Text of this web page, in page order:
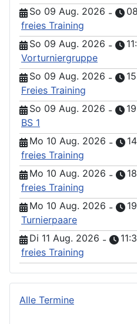
So 09 Aug. 2026 -
freies Training
So 09 Aug. 2026 -
Vorturniergruppe
So 09 Aug. 2026 -
Freies Training
So 09 Aug. 2026 -
BS 1
Mo 10 Aug. 2026 -
freies Training
Mo 10 Aug. 2026 -
freies Training
Mo 10 Aug. 2026 -
Turnierpaare
Di 11 Aug. 2026 -
freies Training
Alle Termine